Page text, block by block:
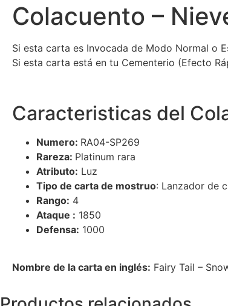
Colacuento –
Si esta carta es Invocada de Modo Normal o
Si esta carta está en tu Cementerio (Efecto
Caracteristicas del
Numero: RA04-SP269
Rareza: Platinum rara
Atributo: Luz
Tipo de carta de mostruo: Lanzador de
Rango: 4
Ataque : 1850
Defensa: 1000
Nombre de la carta en inglés: Fairy Tail –